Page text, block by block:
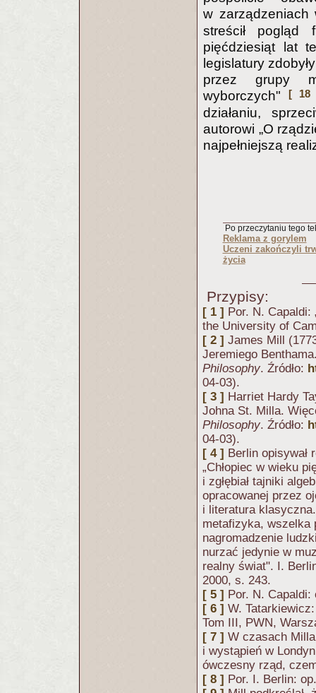
w zarządzeniach
streścił pogląd
pięćdziesiąt lat
legislatury
przez grupy
wyborczych"
[ 18
działaniu,
autorowi „O
najpełniejszą
Po przeczytaniu tego
Reklama z gorylem
Uczeni zakończyli
życia
Przypisy:
[ 1 ] Por. N. Capaldi:
the University of
[ 2 ] James Mill
Jeremiego
Philosophy. Źródło:
04-03).
[ 3 ] Harriet Hardy
Johna St. Milla.
Philosophy. Źródło:
04-03).
[ 4 ] Berlin opisywał
„Chłopiec w wieku
i zgłębiał tajniki
opracowanej przez
i literatura
metafizyka, wszelka
nagromadzenie
nurzać jedynie w
realny świat". I.
2000, s. 243.
[ 5 ] Por. N.
[ 6 ] W.
Tom III, PWN,
[ 7 ] W czasach
i wystąpień w
ówczesny rząd,
[ 8 ] Por. I. Berlin: